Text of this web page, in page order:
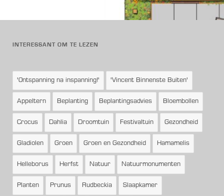
INTERESSANT OM TE LEZEN
'Ontspanning na inspanning!' 'Vincent Binnenste Buiten'
Appeltern Beplanting Beplantingsadvies Bloembollen
Crocus Dahlia Droomtuin Festivaltuin Gezondheid
Gladiolen Groen Groen en Gezondheid Hamamelis
Helleborus Herfst Natuur Natuurmonumenten
Planten Prunus Rudbeckia Slaapkamer